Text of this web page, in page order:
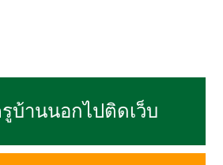
บ้านนอกไปติดเว็บ